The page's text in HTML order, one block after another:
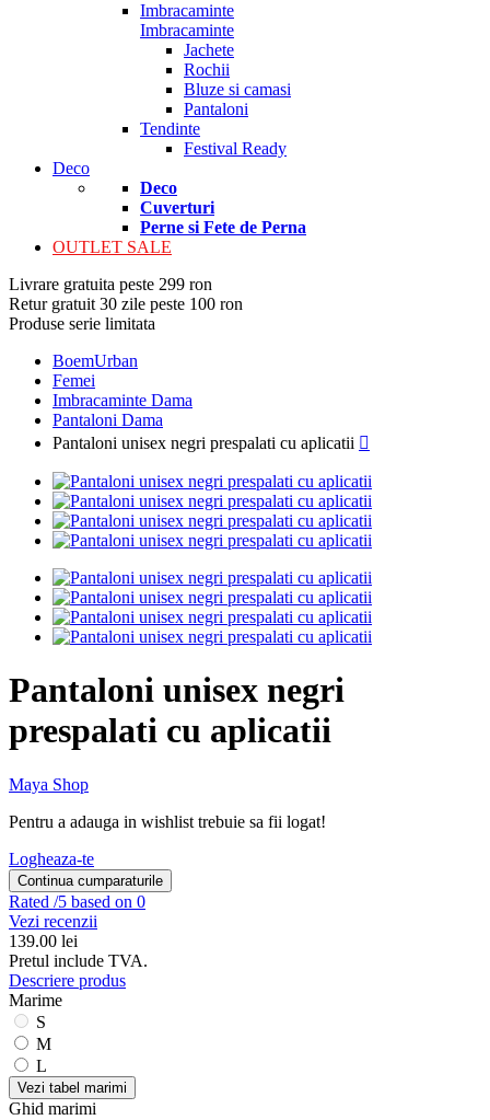
Imbracaminte
Imbracaminte
Jachete
Rochii
Bluze si camasi
Pantaloni
Tendinte
Festival Ready
Deco
Deco
Cuverturi
Perne si Fete de Perna
OUTLET SALE
Livrare gratuita peste 299 ron
Retur gratuit 30 zile peste 100 ron
Produse serie limitata
BoemUrban
Femei
Imbracaminte Dama
Pantaloni Dama
Pantaloni unisex negri prespalati cu aplicatii 
Pantaloni unisex negri
prespalati cu aplicatii
Maya Shop
Pentru a adauga in wishlist trebuie sa fii logat!
Logheaza-te
Continua cumparaturile
Rated /5 based on 0
Vezi recenzii
139.00 lei
Pretul include TVA.
Descriere produs
Marime
S
M
L
Vezi tabel marimi
Ghid marimi